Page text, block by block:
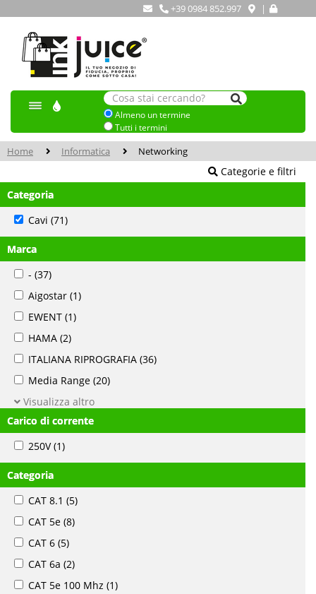
+39 0984 852.997 |
Almeno un termine
Tutti i termini
Home Informatica Networking
Categorie e filtri
Categoria
Cavi (71)
Marca
- (37)
Aigostar (1)
EWENT (1)
HAMA (2)
ITALIANA RIPROGRAFIA (36)
Media Range (20)
Visualizza altro
Carico di corrente
250V(1)
Categoria
CAT 8.1 (5)
CAT 5e (8)
CAT 6 (5)
CAT 6a (2)
CAT 5e 100 Mhz (1)